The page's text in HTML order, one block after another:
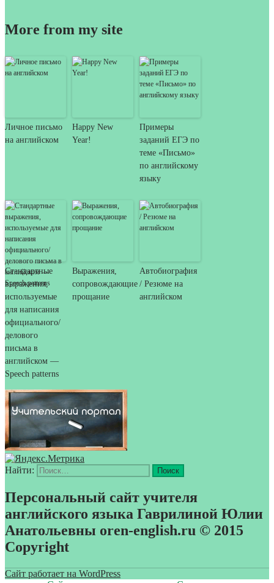
More from my site
Личное письмо
на английском
Happy New
Year!
Примеры
заданий ЕГЭ по
теме «Письмо»
по английскому
языку
Стандартные
выражения,
используемые
для написания
официального/
делового
письма в
английском —
Speech patterns
Выражения,
сопровождающие
прощание
Автобиография
/ Резюме на
английском
Найти:
Персональный сайт учителя
английского языка Гаврилиной Юлии
Анатольевны oren-english.ru © 2015
Copyright
Сайт работает на WordPress